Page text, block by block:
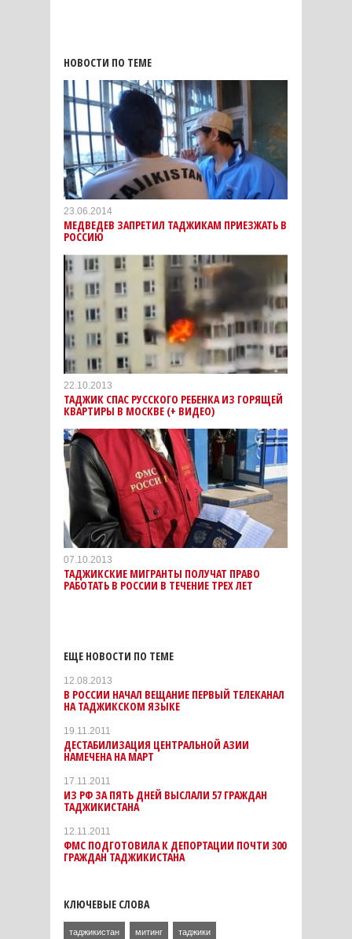
НОВОСТИ ПО ТЕМЕ
23.06.2014
МЕДВЕДЕВ ЗАПРЕТИЛ ТАДЖИКАМ ПРИЕЗЖАТЬ В
РОССИЮ
22.10.2013
ТАДЖИК СПАС РУССКОГО РЕБЕНКА ИЗ ГОРЯЩЕЙ
КВАРТИРЫ В МОСКВЕ (+ ВИДЕО)
07.10.2013
ТАДЖИКСКИЕ МИГРАНТЫ ПОЛУЧАТ ПРАВО
РАБОТАТЬ В РОССИИ В ТЕЧЕНИЕ ТРЕХ ЛЕТ
ЕЩЕ НОВОСТИ ПО ТЕМЕ
12.08.2013
В РОССИИ НАЧАЛ ВЕЩАНИЕ ПЕРВЫЙ ТЕЛЕКАНАЛ
НА ТАДЖИКСКОМ ЯЗЫКЕ
19.11.2011
ДЕСТАБИЛИЗАЦИЯ ЦЕНТРАЛЬНОЙ АЗИИ
НАМЕЧЕНА НА МАРТ
17.11.2011
ИЗ РФ ЗА ПЯТЬ ДНЕЙ ВЫСЛАЛИ 57 ГРАЖДАН
ТАДЖИКИСТАНА
12.11.2011
ФМС ПОДГОТОВИЛА К ДЕПОРТАЦИИ ПОЧТИ 300
ГРАЖДАН ТАДЖИКИСТАНА
КЛЮЧЕВЫЕ СЛОВА
таджикистан митинг таджики